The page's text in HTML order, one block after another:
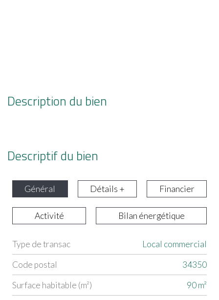
Description du bien
Descriptif du bien
Général Détails + Financier
Activité Bilan énergétique
Label Value
Type de transac
Local commercial
Code postal
34350
Surface habitable (m²)
90 m²